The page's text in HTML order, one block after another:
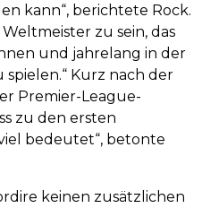
kann“, berichtete Rock.
zu sein, das
und jahrelang in der
spielen.“ Kurz nach der
Premier-League-
zu den ersten
bedeutet“, betonte
keinen zusätzlichen